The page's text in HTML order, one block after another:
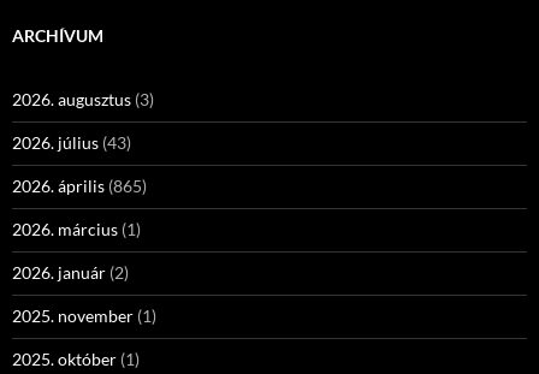
ARCHÍVUM
2026. augusztus (3)
2026. július (43)
2026. április (865)
2026. március (1)
2026. január (2)
2025. november (1)
2025. október (1)